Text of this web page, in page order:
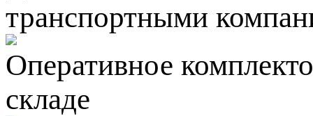
транспортными
Оперативное
складе